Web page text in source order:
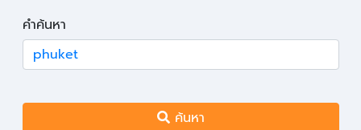
คำค้นหา
ค้นหา